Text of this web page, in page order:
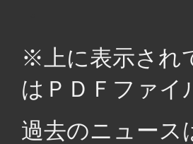
※上に表示され
はＰＤＦファイ
過去のニュ